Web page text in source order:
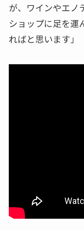
が、ワインやエノ
ショップに足を運
ればと思います」